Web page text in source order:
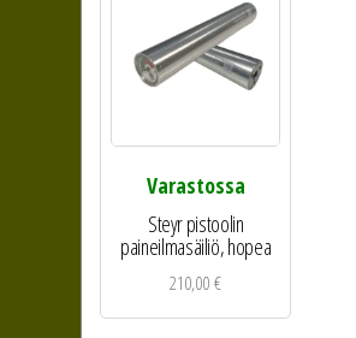
Varastossa
Steyr pistoolin
paineilmasäiliö, hopea
210,00€